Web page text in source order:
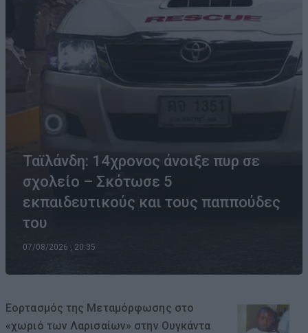
Ταϊλάνδη: 14χρονος άνοιξε πυρ σε
σχολείο – Σκότωσε 5
εκπαιδευτικούς και τους παππούδες
του
07/08/2026 , 20:35
Εορτασμός της Μεταμόρφωσης στο
«χωριό των Λαρισαίων» στην Ουγκάντα